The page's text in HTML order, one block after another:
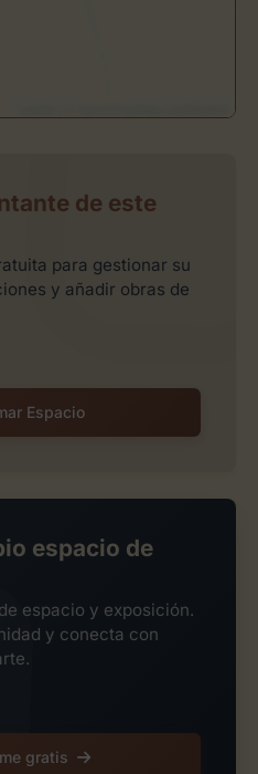
de este
para gestionar su
y añadir obras de
Espacio
espacio de
espacio y exposición.
y conecta con
gratis